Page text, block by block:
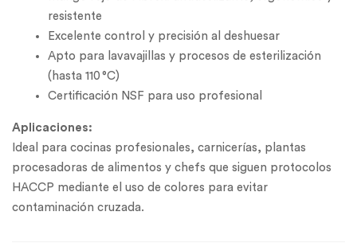
resistente
Excelente control y precisión al deshuesar
Apto para lavavajillas y procesos de esterilización
(hasta 110 °C)
Certificación NSF para uso profesional
Aplicaciones:
Ideal para cocinas profesionales, carnicerías, plantas
procesadoras de alimentos y chefs que siguen protocolos
HACCP mediante el uso de colores para evitar
contaminación cruzada.